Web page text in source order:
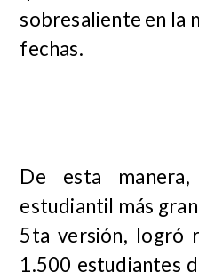
sobresaliente en la
fechas.
De esta
estudiantil más
5ta versión, logró
1.500 estudiantes